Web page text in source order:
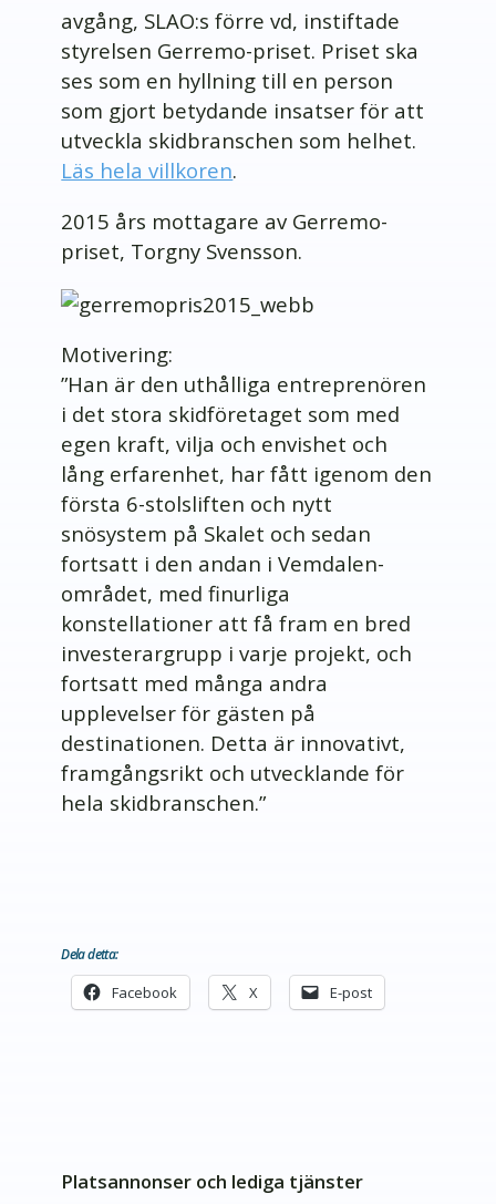
avgång, SLAO:s förre vd, instiftade
styrelsen Gerremo-priset. Priset ska
ses som en hyllning till en person
som gjort betydande insatser för att
utveckla skidbranschen som helhet.
Läs hela villkoren.
2015 års mottagare av Gerremo-
priset, Torgny Svensson.
Motivering:
”Han är den uthålliga entreprenören
i det stora skidföretaget som med
egen kraft, vilja och envishet och
lång erfarenhet, har fått igenom den
första 6-stolsliften och nytt
snösystem på Skalet och sedan
fortsatt i den andan i Vemdalen-
området, med finurliga
konstellationer att få fram en bred
investerargrupp i varje projekt, och
fortsatt med många andra
upplevelser för gästen på
destinationen. Detta är innovativt,
framgångsrikt och utvecklande för
hela skidbranschen.”
Dela detta:
Facebook X E-post
Platsannonser och lediga tjänster